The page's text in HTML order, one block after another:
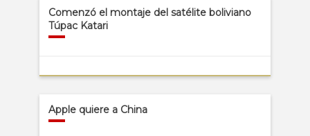
Comenzó el montaje del satélite boliviano
Túpac Katari
Apple quiere a China